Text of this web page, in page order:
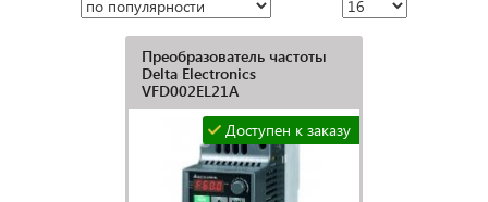
Преобразователь частоты
Delta Electronics
VFD002EL21A
Доступен к заказу